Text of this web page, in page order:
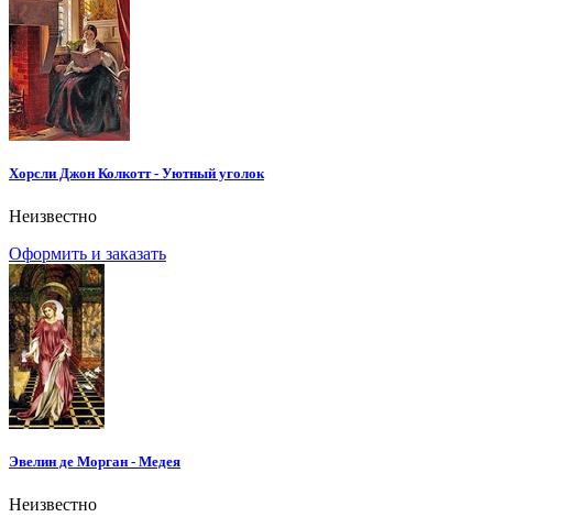
Хорсли Джон Колкотт - Уютный уголок
Неизвестно
Оформить и заказать
Эвелин де Морган - Медея
Неизвестно